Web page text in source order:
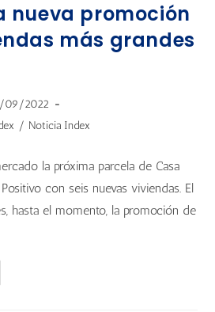
nueva promoción
más grandes
09/2022
/ Noticia Index
la próxima parcela de Casa
con seis nuevas viviendas. El
hasta el momento, la promoción de